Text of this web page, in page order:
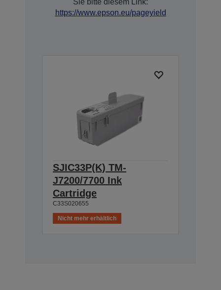
https://www.epson.eu/pageyield
SJIC33P(K) TM-
J7200/7700 Ink
Cartridge
C33S020655
Nicht mehr erhältlich